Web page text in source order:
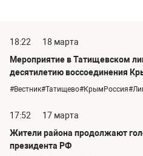
18:22
18 марта
Мероприятие в Татищевском
десятилетию воссоединения
17:52
17 марта
Жители района продолжают
президента РФ